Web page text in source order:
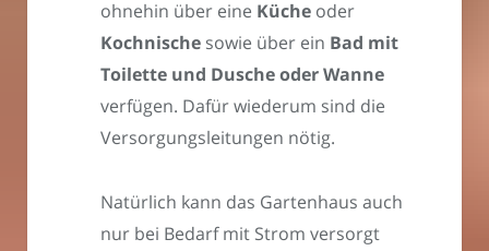
ohnehin über eine Küche oder
Kochnische sowie über ein Bad mit
Toilette und Dusche oder Wanne
verfügen. Dafür wiederum sind die
Versorgungsleitungen nötig.
Natürlich kann das Gartenhaus auch
nur bei Bedarf mit Strom versorgt